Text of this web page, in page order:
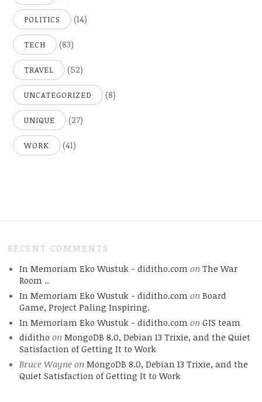
POLITICS (14)
TECH (83)
TRAVEL (52)
UNCATEGORIZED (8)
UNIQUE (27)
WORK (41)
RECENT COMMENTS
In Memoriam Eko Wustuk - diditho.com on The War
Room ..
In Memoriam Eko Wustuk - diditho.com on Board
Game, Project Paling Inspiring.
In Memoriam Eko Wustuk - diditho.com on GIS team
diditho on MongoDB 8.0, Debian 13 Trixie, and the Quiet
Satisfaction of Getting It to Work
Bruce Wayneon MongoDB 8.0, Debian 13 Trixie, and the
Quiet Satisfaction of Getting It to Work